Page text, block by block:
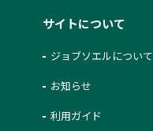
サイトについて
ジョブソエルについて
お知らせ
利用ガイド